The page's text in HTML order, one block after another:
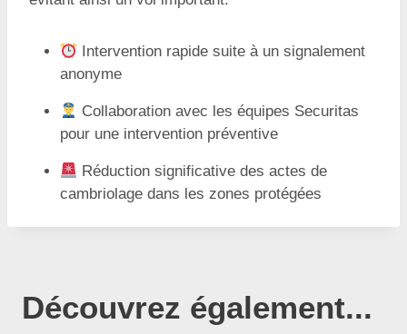
Intervention rapide suite à un signalement
anonyme
Collaboration avec les équipes Securitas
pour une intervention préventive
Réduction significative des actes de
cambriolage dans les zones protégées
Découvrez également...